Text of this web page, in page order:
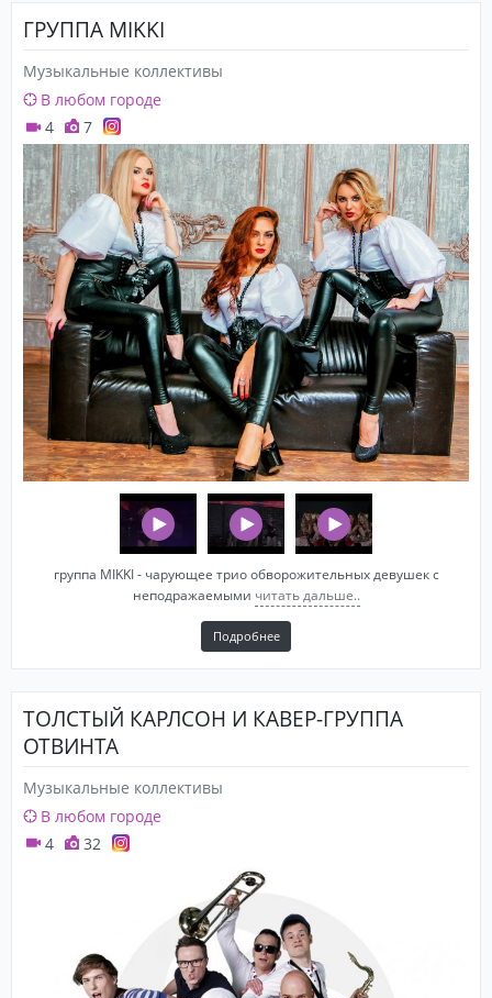
ГРУППА MIKKI
Музыкальные коллективы
В любом городе
4
7
группа MIKKI - чарующее трио обворожительных девушек с
неподражаемыми читать дальше..
Подробнее
ТОЛСТЫЙ КАРЛСОН И КАВЕР-ГРУППА
ОТВИНТА
Музыкальные коллективы
В любом городе
4
32